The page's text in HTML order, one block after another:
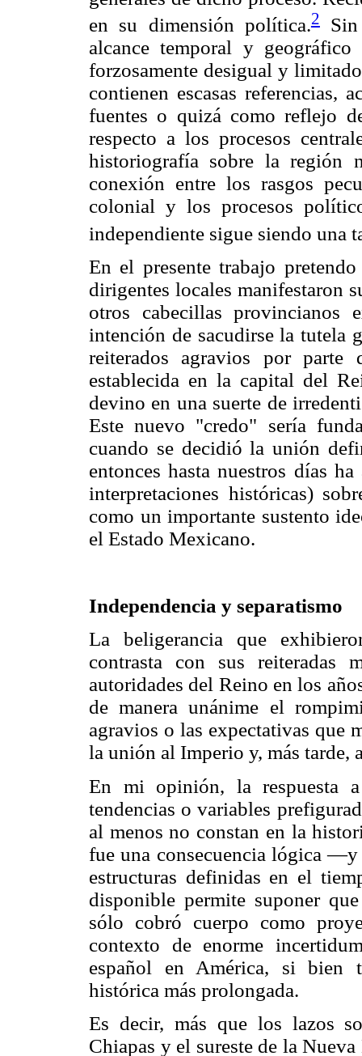
en su dimensión política.2Sin
alcance temporal y
forzosamente desigual y
contienen escasas referencias,
fuentes o quizá como reflejo
respecto a los procesos
historiografía sobre la región
conexión entre los rasgos
colonial y los procesos
independiente sigue siendo una
En el presente trabajo
dirigentes locales manifestaron
otros cabecillas provincianos
intención de sacudirse la tutela
reiterados agravios por
establecida en la capital del
devino en una suerte de
Este nuevo "credo" sería
cuando se decidió la unión
entonces hasta nuestros días
interpretaciones históricas)
como un importante sustento
el Estado Mexicano.
Independencia y separatismo
La beligerancia que
contrasta con sus reiteradas
autoridades del Reino en los
de manera unánime el
agravios o las expectativas que
la unión al Imperio y, más tarde,
En mi opinión, la respuesta
tendencias o variables
al menos no constan en la
fue una consecuencia lógica
estructuras definidas en el
disponible permite suponer
sólo cobró cuerpo como
contexto de enorme
español en América, si bien
histórica más prolongada.
Es decir, más que los lazos
Chiapas y el sureste de la